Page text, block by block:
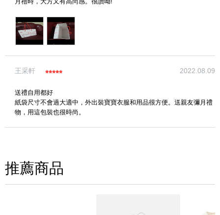
圖片上傳 圖片上傳
王采軒 2022.08.09
送禮自用都好
紙袋尺寸不會過大適中，外出裝寶寶衣服和用品很方便。送親友彌月禮
物，用這包裝也很時尚。
推薦商品